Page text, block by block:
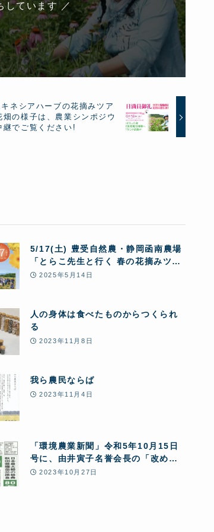
しています ／
ネシアハーブの花摘みツア
畑の様子は、農業シンポジウ
継でご覧ください!
5/17(土) 豊受自然農・静岡函南農場
「とらこ先生と行く 春の花摘みツア
ー」1日まるごと豊受自然農体験
2025年5月14日
人の身体は食べたものからつくられ
る
2023年11月8日
我ら農民ならば
2023年11月4日
「環境農業新聞」令和5年10月15日
号に、由井寅子名誉会長の「改めて
問う!あきたこまちR全量変換R 10の
2023年10月27日